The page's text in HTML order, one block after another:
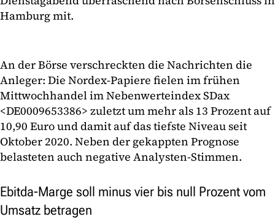
Hamburg mit.
An der Börse verschreckten die Nachrichten die
Anleger: Die Nordex-Papiere fielen im frühen
Mittwochhandel im Nebenwerteindex SDax
<DE0009653386> zuletzt um mehr als 13 Prozent auf
10,90 Euro und damit auf das tiefste Niveau seit
Oktober 2020. Neben der gekappten Prognose
belasteten auch negative Analysten-Stimmen.
Ebitda-Marge soll minus vier bis null Prozent vom
Umsatz betragen